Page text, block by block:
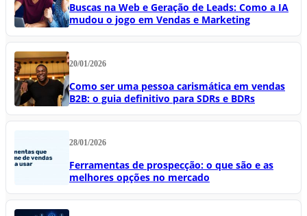
Buscas na Web e Geração de Leads: Como a IA
mudou o jogo em Vendas e Marketing
20/01/2026
Como ser uma pessoa carismática em vendas
B2B: o guia definitivo para SDRs e BDRs
28/01/2026
Ferramentas de prospecção: o que são e as
melhores opções no mercado